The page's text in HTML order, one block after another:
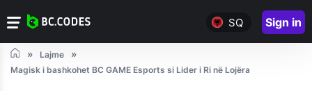
SQ Sign in
Lajme
Magisk i bashkohet BC GAME Esports si Lider i Ri në Lojëra